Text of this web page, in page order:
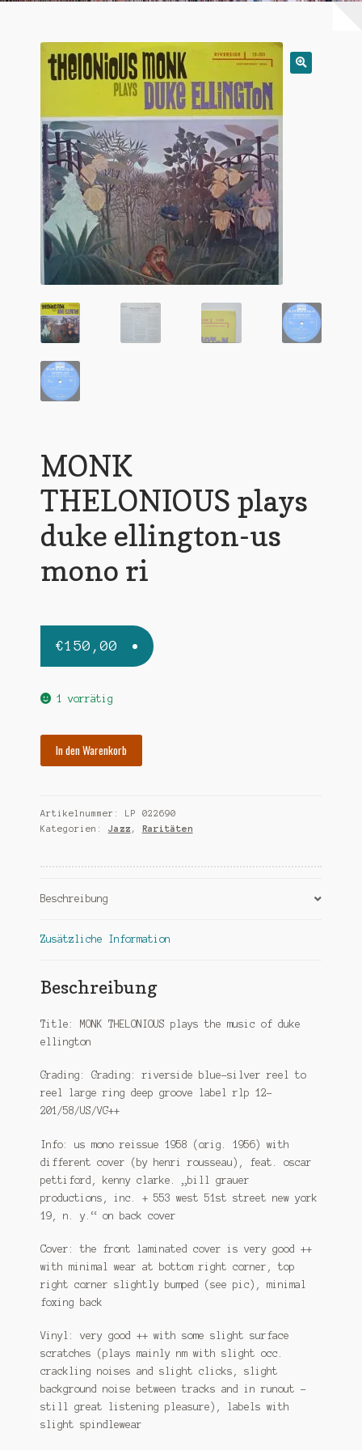
Mein Konto
MONK
THELONIOUS plays
duke ellington-us
mono ri
€150,00
1 vorrätig
ellington-
us
ri
In den Warenkorb
Artikelnummer: LP 022690
Kategorien: Jazz , Raritäten
Beschreibung
Zusätzliche Information
Beschreibung
Title: MONK THELONIOUS plays the music of duke
ellington
Grading: Grading: riverside blue-silver reel to
reel large ring deep groove label rlp 12-
201/58/US/VG++
Info: us mono reissue 1958 (orig. 1956) with
different cover (by henri rousseau), feat. oscar
pettiford, kenny clarke. „bill grauer
productions, inc. + 553 west 51st street new york
19, n. y.“ on back cover
Cover: the front laminated cover is very good ++
with minimal wear at bottom right corner, top
right corner slightly bumped (see pic), minimal
foxing back
Vinyl: very good ++ with some slight surface
scratches (plays mainly nm with slight occ.
crackling noises and slight clicks, slight
background noise between tracks and in runout –
still great listening pleasure), labels with
slight spindlewear